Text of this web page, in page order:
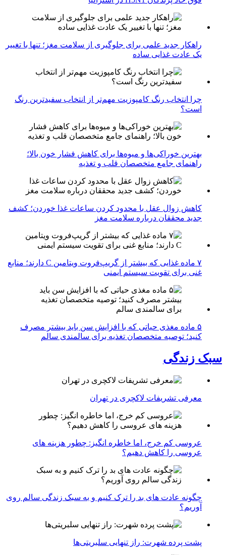
راهکار جدید علمی برای جلوگیری از سلامت مغز؛ تنها با تغییر
یک عادت غذایی ساده
چرا انتخاب رنگ کامپوزیت مهم‌تر از انتخاب سفیدترین رنگ
است؟
بهترین خوراکی‌ها و میوه‌ها برای کاهش فشار خون بالا؛
راهنمای جامع متخصصان قلب و تغذیه
کاهش زوال عقل با محدود کردن ساعات غذا خوردن؛ کشف
جدید محققان درباره سلامت مغز
۷ ماده غذایی که بیشتر از گریپ‌فروت ویتامین C دارند؛ منابع
غنی برای تقویت سیستم ایمنی
۵ ماده مغذی حیاتی که با افزایش سن باید بیشتر مصرف
کنید؛ توصیه متخصصان تغذیه برای سالمندی سالم
سبک زندگی
معرفی تشریفات لاکچری در تهران
عروسی کم خرج، اما خاطره انگیز: چطور هزینه های
عروسی را کاهش دهیم؟
چگونه عادت‌ های بد را ترک کنیم و به سبک زندگی سالم روی
آوریم؟
پشت پرده شهرت: راز تنهایی سلبریتی‌ها